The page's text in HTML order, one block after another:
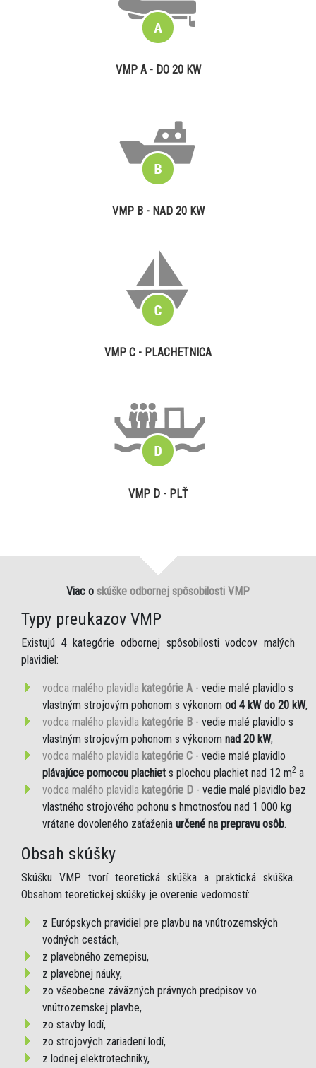
VMP A - DO 20 KW
VMP B - NAD 20 KW
VMP C - PLACHETNICA
VMP D - PLŤ
Viac o skúške odbornej spôsobilosti VMP
Typy preukazov VMP
Existujú 4 kategórie odbornej spôsobilosti vodcov malých
plavidiel:
vodca malého plavidla kategórie A - vedie malé plavidlo s
vlastným strojovým pohonom s výkonom od 4 kW do 20 kW,
vodca malého plavidla kategórie B - vedie malé plavidlo s
vlastným strojovým pohonom s výkonom nad 20 kW,
vodca malého plavidla kategórie C - vedie malé plavidlo
plávajúce pomocou plachiet s plochou plachiet nad 12 m2 a
vodca malého plavidla kategórie D - vedie malé plavidlo bez
vlastného strojového pohonu s hmotnosťou nad 1 000 kg
vrátane dovoleného zaťaženia určené na prepravu osôb.
Obsah skúšky
Skúšku VMP tvorí teoretická skúška a praktická skúška.
Obsahom teoretickej skúšky je overenie vedomostí:
z Európskych pravidiel pre plavbu na vnútrozemských
vodných cestách,
z plavebného zemepisu,
z plavebnej náuky,
zo všeobecne záväzných právnych predpisov vo
vnútrozemskej plavbe,
zo stavby lodí,
zo strojových zariadení lodí,
z lodnej elektrotechniky,